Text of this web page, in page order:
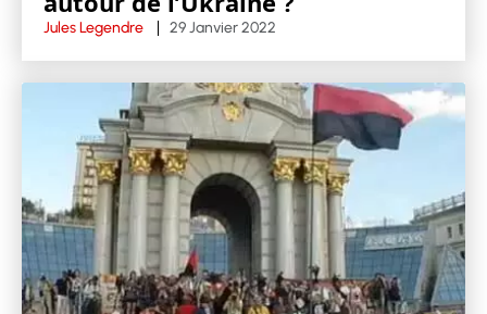
Jules Legendre 29 Janvier 2022